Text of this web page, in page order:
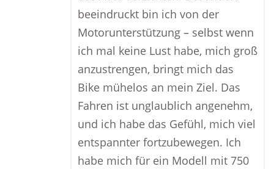
beeindruckt bin ich von der
Motorunterstützung – selbst wenn
ich mal keine Lust habe, mich groß
anzustrengen, bringt mich das
Bike mühelos an mein Ziel. Das
Fahren ist unglaublich angenehm,
und ich habe das Gefühl, mich viel
entspannter fortzubewegen. Ich
habe mich für ein Modell mit 750